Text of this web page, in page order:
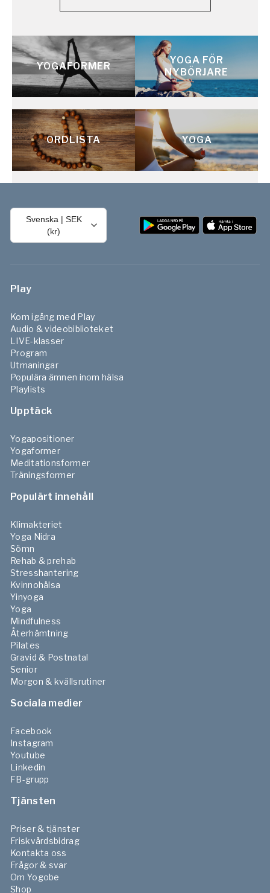
YOGAFORMER
YOGA FÖR
NYBÖRJARE
ORDLISTA YOGA
Svenska | SEK
(kr)
Play
Kom igång med Play
Audio & videobiblioteket
LIVE-klasser
Program
Utmaningar
Populära ämnen inom hälsa
Playlists
Upptäck
Yogapositioner
Yogaformer
Meditationsformer
Träningsformer
Populärt innehåll
Klimakteriet
Yoga Nidra
Sömn
Rehab & prehab
Stresshantering
Kvinnohälsa
Yinyoga
Yoga
Mindfulness
Återhämtning
Pilates
Gravid & Postnatal
Senior
Morgon & kvällsrutiner
Sociala medier
Facebook
Instagram
Youtube
Linkedin
FB-grupp
Tjänsten
Priser & tjänster
Friskvårdsbidrag
Kontakta oss
Frågor & svar
Om Yogobe
Shop